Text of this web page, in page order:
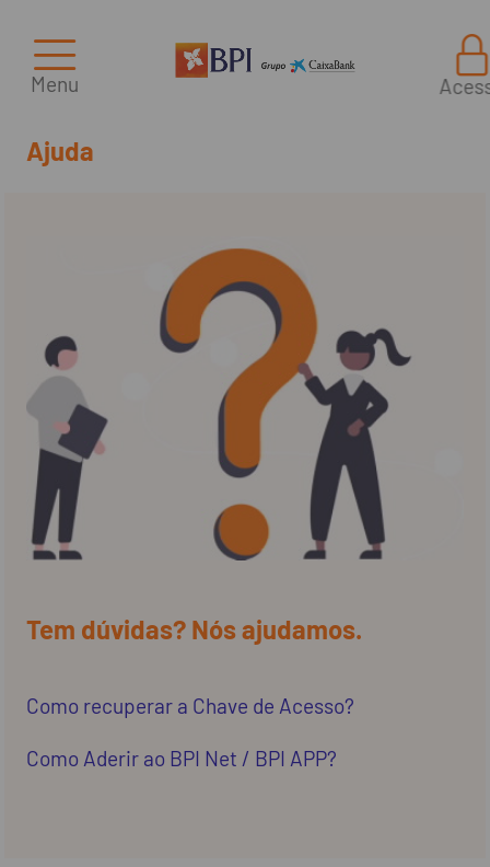
Menu
Ajuda
Tem dúvidas? Nós ajudamos.
Como recuperar a Chave de Acesso?
Como Aderir ao BPI Net / BPI APP?